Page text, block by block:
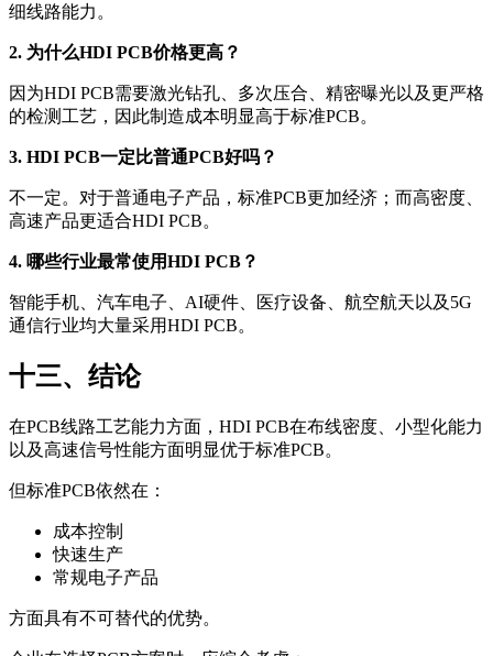
细线路能力。
2. 为什么HDI PCB价格更高？
因为HDI PCB需要激光钻孔、多次压合、精密曝光以及更严格
的检测工艺，因此制造成本明显高于标准PCB。
3. HDI PCB一定比普通PCB好吗？
不一定。对于普通电子产品，标准PCB更加经济；而高密度、
高速产品更适合HDI PCB。
4. 哪些行业最常使用HDI PCB？
智能手机、汽车电子、AI硬件、医疗设备、航空航天以及5G
通信行业均大量采用HDI PCB。
十三、结论
在PCB线路工艺能力方面，HDI PCB在布线密度、小型化能力
以及高速信号性能方面明显优于标准PCB。
但标准PCB依然在：
成本控制
快速生产
常规电子产品
方面具有不可替代的优势。